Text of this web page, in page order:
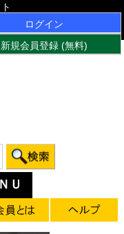
ログイン
新規会員登録 (無料)
Ｕ